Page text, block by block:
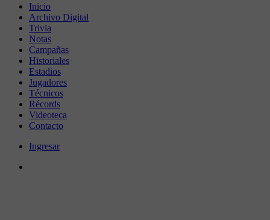
Inicio
Archivo Digital
Trivia
Notas
Campañas
Historiales
Estadios
Jugadores
Técnicos
Récords
Videoteca
Contacto
Ingresar